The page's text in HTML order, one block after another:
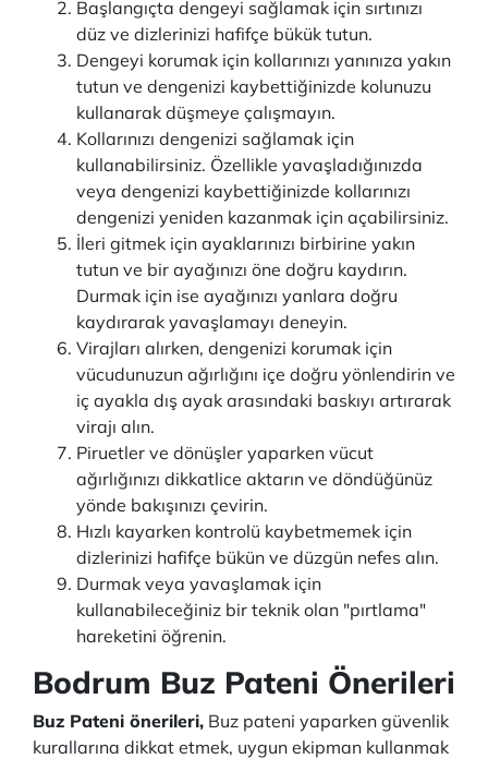
Başlangıçta dengeyi sağlamak için sırtınızı
düz ve dizlerinizi hafifçe bükük tutun.
Dengeyi korumak için kollarınızı yanınıza yakın
tutun ve dengenizi kaybettiğinizde kolunuzu
kullanarak düşmeye çalışmayın.
Kollarınızı dengenizi sağlamak için
kullanabilirsiniz. Özellikle yavaşladığınızda
veya dengenizi kaybettiğinizde kollarınızı
dengenizi yeniden kazanmak için açabilirsiniz.
İleri gitmek için ayaklarınızı birbirine yakın
tutun ve bir ayağınızı öne doğru kaydırın.
Durmak için ise ayağınızı yanlara doğru
kaydırarak yavaşlamayı deneyin.
Virajları alırken, dengenizi korumak için
vücudunuzun ağırlığını içe doğru yönlendirin ve
iç ayakla dış ayak arasındaki baskıyı artırarak
virajı alın.
Piruetler ve dönüşler yaparken vücut
ağırlığınızı dikkatlice aktarın ve döndüğünüz
yönde bakışınızı çevirin.
Hızlı kayarken kontrolü kaybetmemek için
dizlerinizi hafifçe bükün ve düzgün nefes alın.
Durmak veya yavaşlamak için
kullanabileceğiniz bir teknik olan "pırtlama"
hareketini öğrenin.
Bodrum Buz Pateni Önerileri
Buz Pateni önerileri, Buz pateni yaparken güvenlik
kurallarına dikkat etmek, uygun ekipman kullanmak